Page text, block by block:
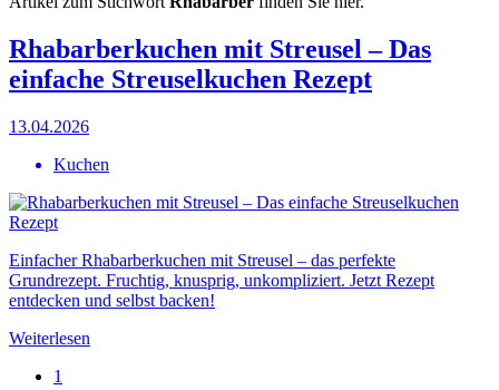
Rhabarberkuchen mit Streusel – Das
einfache Streuselkuchen Rezept
13.04.2026
Kuchen
Einfacher Rhabarberkuchen mit Streusel – das perfekte
Grundrezept. Fruchtig, knusprig, unkompliziert. Jetzt Rezept
entdecken und selbst backen!
Weiterlesen
1